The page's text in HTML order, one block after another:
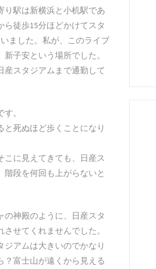
り駅は新横浜と小机駅であ
ら徒歩15分ほどかけてスタ
ました。私が、このライブ
子安という場所でした。
産スタジアムまで通勤して
。
と死ぬほど歩くことになり
こに見えてきても、日産ス
階段を何回も上がらないと
の神殿のように、日産スタ
せてくれませんでした。
ジアムは大きいのでかなり
？富士山が遠くから見える